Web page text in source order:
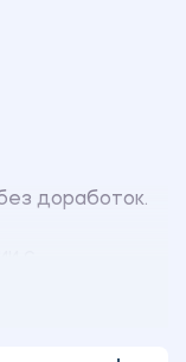
доработок.
заведения.